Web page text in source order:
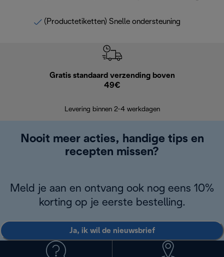
(Productetiketten) Snelle ondersteuning
Gratis standaard verzending boven
49€
Levering binnen 2-4 werkdagen
Nooit meer acties, handige tips en
recepten missen?
Meld je aan en ontvang ook nog eens 10%
korting op je eerste bestelling.
Ja, ik wil de nieuwsbrief